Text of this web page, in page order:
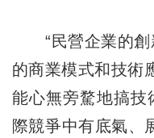
“民營企業的創
的商業模式和技術
能心無旁騖地搞技
際競爭中有底氣、